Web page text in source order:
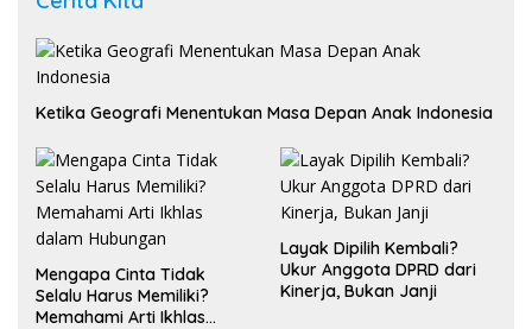
Ketika Geografi Menentukan Masa Depan Anak Indonesia
Mengapa Cinta Tidak
Selalu Harus Memiliki?
Memahami Arti Ikhlas
Layak Dipilih Kembali?
Ukur Anggota DPRD dari
Kinerja, Bukan Janji